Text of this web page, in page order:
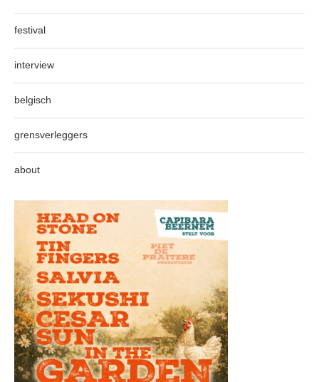
festival
interview
belgisch
grensverleggers
about